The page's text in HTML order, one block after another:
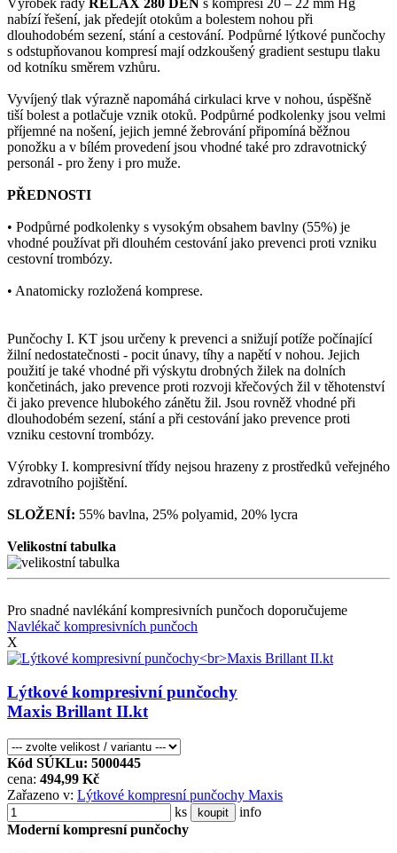
nabízí řešení, jak předejít otokům a bolestem nohou při
dlouhodobém sezení, stání a cestování. Podpůrné lýtkové punčochy
s odstupňovanou kompresí mají odzkoušený gradient sestupu tlaku
od kotníku směrem vzhůru.
Vyvíjený tlak výrazně napomáhá cirkulaci krve v nohou, úspěšně
tiší bolest a potlačuje vznik otoků. Podpůrné podkolenky jsou velmi
příjemné na nošení, jejich jemné žebrování připomíná běžnou
ponožku a v bílém provedení jsou vhodné také pro zdravotnický
personál - pro ženy i pro muže.
PŘEDNOSTI
• Podpůrné podkolenky s vysokým obsahem bavlny (55%) je
vhodné používat při dlouhém cestování jako prevenci proti vzniku
cestovní trombózy.
• Anatomicky rozložená komprese.
Punčochy I. KT jsou určeny k prevenci a snižují potíže počínající
žilní nedostatečnosti - pocit únavy, tíhy a napětí v nohou. Jejich
použití je také vhodné při výskytu drobných žilek na dolních
končetinách, jako prevence proti rozvoji křečových žil v těhotenství
či jako prevence hlubokého zánětu žil. Jsou rovněž vhodné při
dlouhodobém sezení, stání a při cestování jako prevence proti
vzniku cestovní trombózy.
Výrobky I. kompresivní třídy nejsou hrazeny z prostředků veřejného
zdravotního pojištění.
SLOŽENÍ: 55% bavlna, 25% polyamid, 20% lycra
Velikostní tabulka
Pro snadné navlékání kompresivních punčoch doporučujeme
Navlékač kompresivních punčoch
X
Lýtkové kompresivní punčochy
Maxis Brillant II.kt
Kód SÚKLu: 5000445
cena: 494,99 Kč
Zařazeno v: Lýtkové kompresní punčochy Maxis
ks
koupit
info
Moderní kompresní punčochy